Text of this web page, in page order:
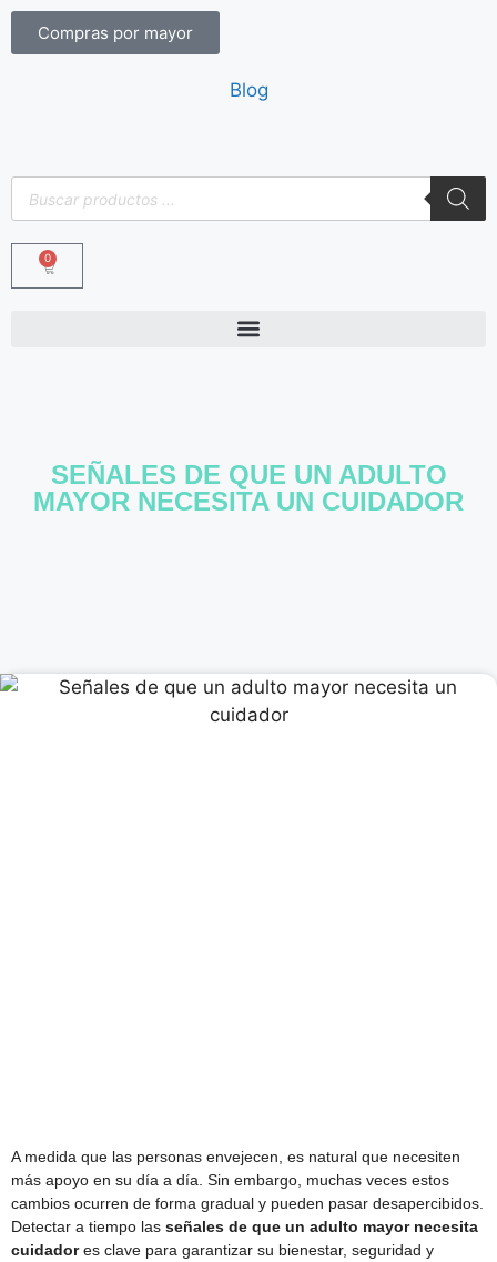
Compras por mayor
Blog
0
SEÑALES DE QUE UN ADULTO
MAYOR NECESITA UN CUIDADOR
A medida que las personas envejecen, es natural que necesiten
más apoyo en su día a día. Sin embargo, muchas veces estos
cambios ocurren de forma gradual y pueden pasar desapercibidos.
Detectar a tiempo las señales de que un adulto mayor necesita
cuidadores clave para garantizar su bienestar, seguridad y